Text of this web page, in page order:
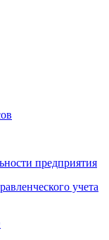
предприятия
учета